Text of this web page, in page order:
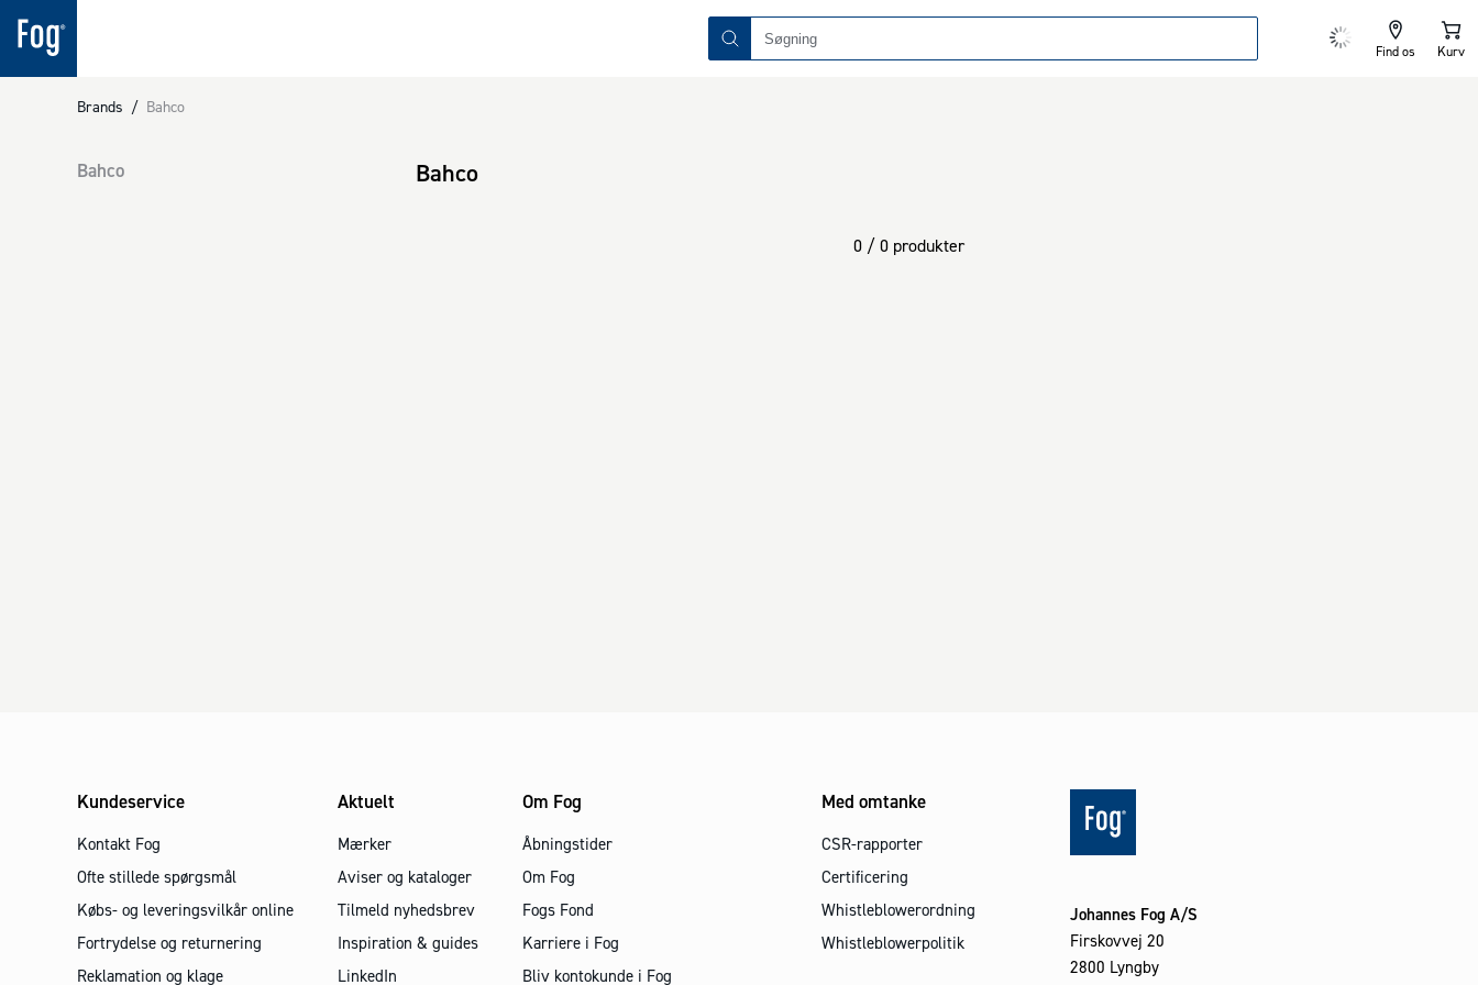
Find os Kurv
Brands / Bahco
Bahco Bahco
0 / 0 produkter
Kundeservice
Kontakt Fog
Ofte stillede spørgsmål
Købs- og leveringsvilkår online
Fortrydelse og returnering
Reklamation og klage
Aktuelt
Mærker
Aviser og kataloger
Tilmeld nyhedsbrev
Inspiration & guides
LinkedIn
Om Fog
Åbningstider
Om Fog
Fogs Fond
Karriere i Fog
Bliv kontokunde i Fog
Med omtanke
CSR-rapporter
Certificering
Whistleblowerordning
Whistleblowerpolitik
Johannes Fog A/S
Firskovvej 20
2800 Lyngby